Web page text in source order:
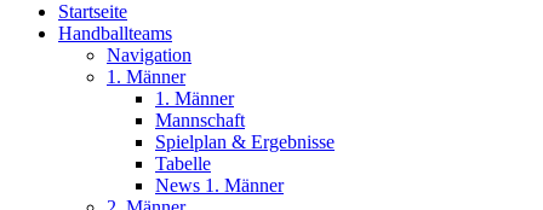
Startseite
Handballteams
Navigation
1. Männer
1. Männer
Mannschaft
Spielplan & Ergebnisse
Tabelle
News 1. Männer